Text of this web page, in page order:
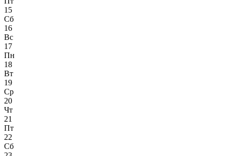
15
Сб
16
Вс
17
Пн
18
Вт
19
Ср
20
Чт
21
Пт
22
Сб